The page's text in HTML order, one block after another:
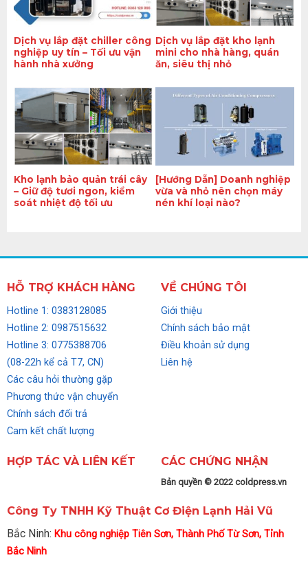
Dịch vụ lắp đặt chiller công
nghiệp uy tín – Tối ưu vận
hành nhà xưởng
Dịch vụ lắp đặt kho lạnh
mini cho nhà hàng, quán
ăn, siêu thị nhỏ
Kho lạnh bảo quản trái cây
– Giữ độ tươi ngon, kiểm
soát nhiệt độ tối ưu
[Hướng Dẫn] Doanh nghiệp
vừa và nhỏ nên chọn máy
nén khí loại nào?
HỖ TRỢ KHÁCH HÀNG
Hotline 1: 0383128085
Hotline 2: 0987515632
Hotline 3: 0775388706
(08-22h kể cả T7, CN)
Các câu hỏi thường gặp
Phương thức vận chuyển
Chính sách đổi trả
Cam kết chất lượng
VỀ CHÚNG TÔI
Giới thiệu
Chính sách bảo mật
Điều khoản sử dụng
Liên hệ
HỢP TÁC VÀ LIÊN KẾT CÁC CHỨNG NHẬN
Bản quyền © 2022 coldpress.vn
Công Ty TNHH Kỹ Thuật Cơ Điện Lạnh Hải Vũ
Bắc Ninh: Khu công nghiệp Tiên Sơn, Thành Phố Từ Sơn, Tỉnh
Bắc Ninh